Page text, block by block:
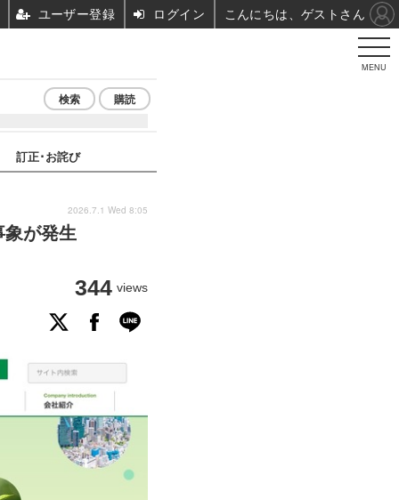
MENU
検索 購読
訂正･お詫び
が発生
344 views
2026.7.1 Wed 8:05
ユーザー登録 ログイン こんにちは、ゲストさん